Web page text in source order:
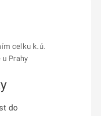
celku k.ú.
Prahy
do